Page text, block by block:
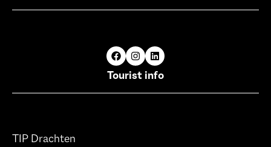
Tourist info
TIP Drachten